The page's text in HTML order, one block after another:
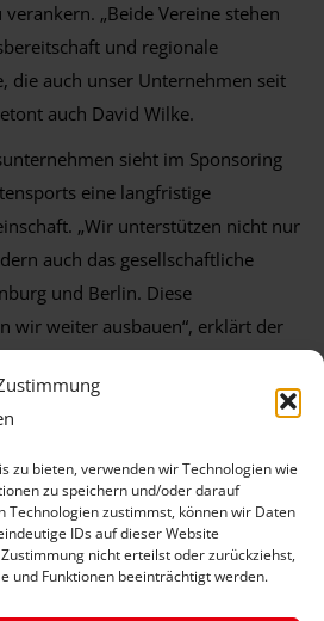
zu bieten, verwenden wir Technologien wie
zu speichern und/oder darauf
Technologien zustimmst, können wir Daten
IDs auf dieser Website
nicht erteilst oder zurückziehst,
und Funktionen beeinträchtigt werden.
„Beide Vereine stehen
und regionale
die auch unser Unternehmen seit
auch David Wilke.
sieht im Sponsoring
eine langfristige
„Wir unterstützen nicht nur
auch das gesellschaftliche
und Berlin. Diese
wir weiter ausbauen“, erklärt der
ZURÜCK
für Reifen